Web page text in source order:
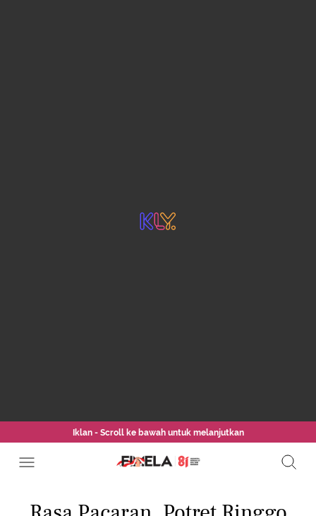
Iklan - Scroll ke bawah untuk melanjutkan